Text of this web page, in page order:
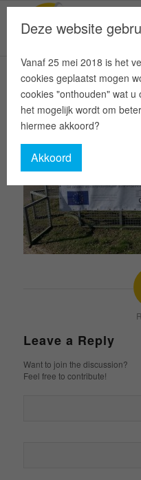
Leave a Reply
Want to join the discussion?
Feel free to contribute!
Deze website
Vanaf 25 mei 2018 is het
cookies geplaatst mogen
cookies "onthouden" wat
het mogelijk wordt om
hiermee akkoord?
Akkoord